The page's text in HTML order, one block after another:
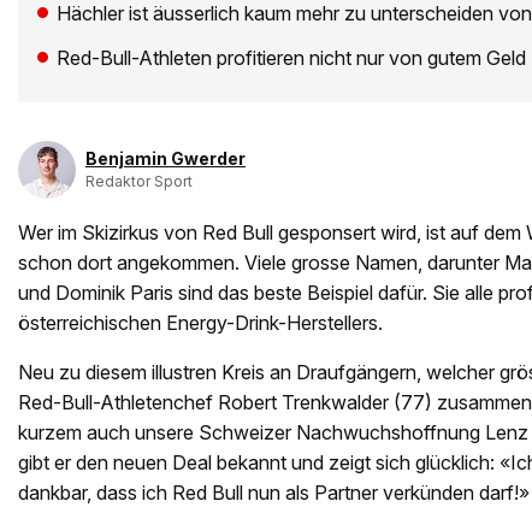
Hächler ist äusserlich kaum mehr zu unterscheiden
Red-Bull-Athleten profitieren nicht nur von gutem Geld
Benjamin Gwerder
Redaktor Sport
Wer im Skizirkus von Red Bull gesponsert wird, ist auf dem
schon dort angekommen. Viele grosse Namen, darunter
und Dominik Paris sind das beste Beispiel dafür. Sie alle
österreichischen Energy-Drink-Herstellers.
Neu zu diesem illustren Kreis an Draufgängern, welcher
Red-Bull-Athletenchef Robert Trenkwalder (77)
kurzem auch unsere Schweizer Nachwuchshoffnung
gibt er den neuen Deal bekannt und zeigt sich glücklich:
dankbar, dass ich Red Bull nun als Partner verkünden darf!»